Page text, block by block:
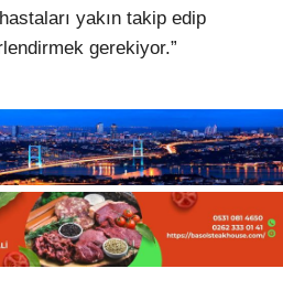
yakın takip edip
gerekiyor.”